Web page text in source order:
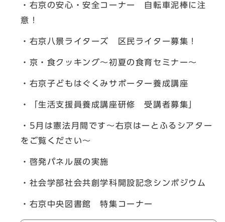
・右京の安心・安全コーナー 自転車泥棒に注
意！
・右京八景ライターズ 区民ライター募集！
・京・食クッキング～初夏の食育セミナー～
・右京子どもはぐくみサポーター養成講座
・「生活支援員養成講座研修 受講者募集」
・5月は憲法月間です～右京はーとふるシアター
をご覧ください～
・啓発パネル展の実施
・社会学部社会共創学科開設記念シンポジウム
・右京中央図書館 特集コーナー